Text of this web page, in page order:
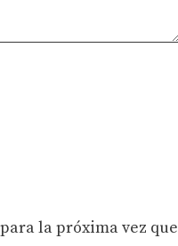
la próxima vez que